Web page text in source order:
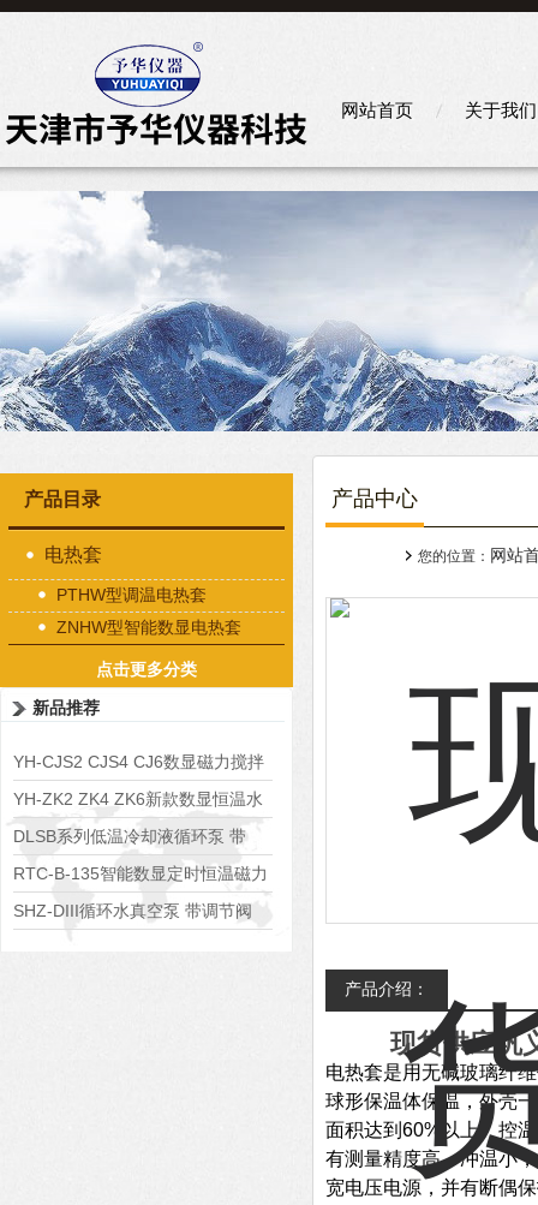
网站首页 关于我们
产品目录
电热套
PTHW型调温电热套
ZNHW型智能数显电热套
点击更多分类
新品推荐
YH-CJS2 CJS4 CJ6数显磁力搅拌
水浴锅
YH-ZK2 ZK4 ZK6新款数显恒温水
浴锅
DLSB系列低温冷却液循环泵 带
S485通讯端口
RTC-B-135智能数显定时恒温磁力
搅拌器
SHZ-DIII循环水真空泵 带调节阀
产品中心
您的位置： 网站
产品介绍：
现货供应巩义
电热套是用无碱玻璃纤
球形保温体保温，外壳
面积达到60%以上。控
有测量精度高，冲温小
宽电压电源，并有断偶